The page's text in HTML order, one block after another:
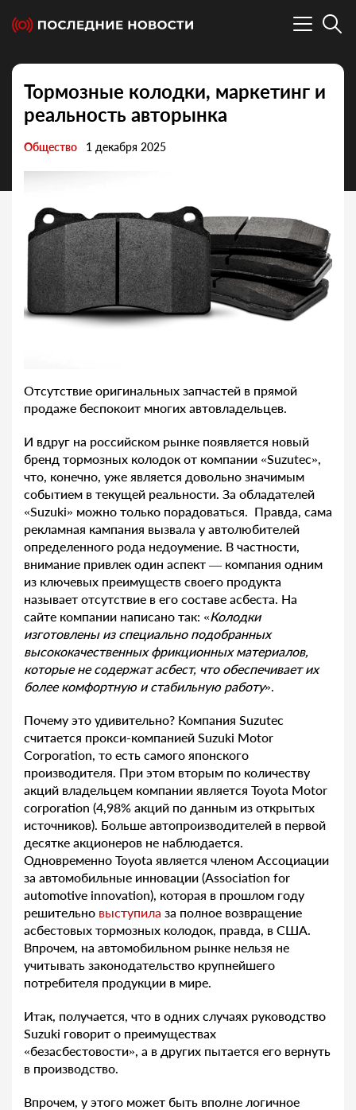
Тормозные колодки, маркетинг и
реальность авторынка
Общество 1 декабря 2025
Отсутствие оригинальных запчастей в прямой
продаже беспокоит многих автовладельцев.
И вдруг на российском рынке появляется новый
бренд тормозных колодок от компании «Suzutec»,
что, конечно, уже является довольно значимым
событием в текущей реальности. За обладателей
«Suzuki» можно только порадоваться. Правда, сама
рекламная кампания вызвала у автолюбителей
определенного рода недоумение. В частности,
внимание привлек один аспект — компания одним
из ключевых преимуществ своего продукта
называет отсутствие в его составе асбеста. На
сайте компании написано так: «Колодки
изготовлены из специально подобранных
высококачественных фрикционных материалов,
которые не содержат асбест, что обеспечивает их
более комфортную и стабильную работу».
Почему это удивительно? Компания Suzutec
считается прокси-компанией Suzuki Motor
Corporation, то есть самого японского
производителя. При этом вторым по количеству
акций владельцем компании является Toyota Motor
corporation (4,98% акций по данным из открытых
источников). Больше автопроизводителей в первой
десятке акционеров не наблюдается.
Одновременно Toyota является членом Ассоциации
за автомобильные инновации (Association for
automotive innovation), которая в прошлом году
решительно выступила за полное возвращение
асбестовых тормозных колодок, правда, в США.
Впрочем, на автомобильном рынке нельзя не
учитывать законодательство крупнейшего
потребителя продукции в мире.
Итак, получается, что в одних случаях руководство
Suzuki говорит о преимуществах
«безасбестовости», а в других пытается его вернуть
в производство.
Впрочем, у этого может быть вполне логичное